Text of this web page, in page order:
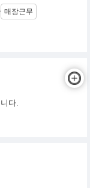
매장근무
다.